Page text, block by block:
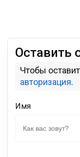
Оставить
Чтобы
авторизация.
Имя